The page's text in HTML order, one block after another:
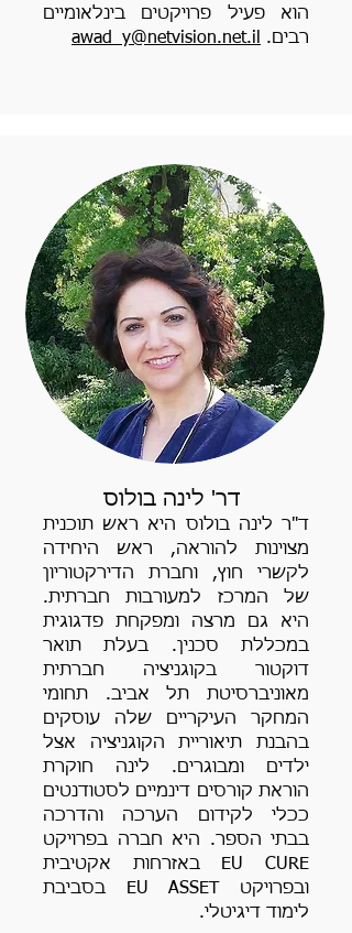
הוא פעיל פרויקטים בינלאומיים
רבים.
awad_y@netvision.net.il
ד"ר לינה בולוס היא ראש תוכנית
מצוינות להוראה, ראש היחידה
לקשרי חוץ, וחברת הדירקטוריון
של המרכז למעורבות חברתית.
היא גם מרצה ומפקחת פדגוגית
במכללת סכנין. בעלת תואר
דוקטור בקוגניציה חברתית
מאוניברסיטת תל אביב. תחומי
המחקר העיקריים שלה עוסקים
בהבנת תיאוריית הקוגניציה אצל
ילדים ומבוגרים. לינה חוקרת
הוראת קורסים דינמיים לסטודנטים
ככלי לקידום הערכה והדרכה
בבתי הספר. היא חברה בפרויקט
EU CURE באזרחות אקטיבית
ובפרויקט EU ASSET בסביבת
לימוד דיגיטלי.